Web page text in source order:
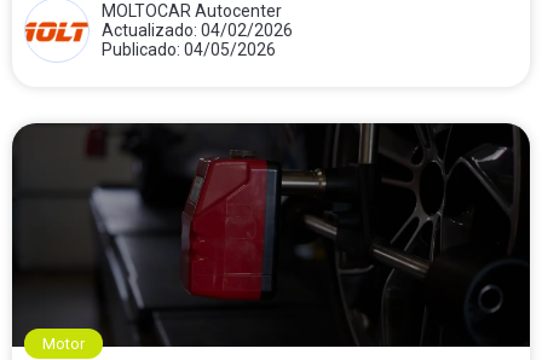
MOLTOCAR Autocenter
Actualizado: 04/02/2026
Publicado: 04/05/2026
Motor